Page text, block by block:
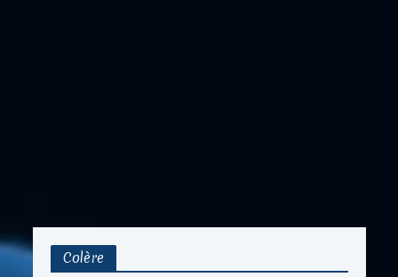
Colère